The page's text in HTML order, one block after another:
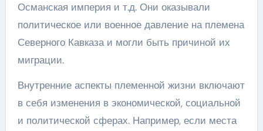
Османская империя и т.д. Они оказывали
политическое или военное давление на племена
Северного Кавказа и могли быть причиной их
миграции.
Внутренние аспекты племенной жизни включают
в себя изменения в экономической, социальной
и политической сферах. Например, если места